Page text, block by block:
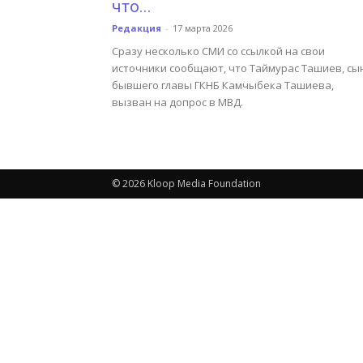
что...
Редакция - 17 марта 2026
Сразу несколько СМИ со ссылкой на свои
источники сообщают, что Таймурас Ташиев,
бывшего главы ГКНБ Камчыбека Ташиева,
вызван на допрос в МВД.
© 2026 Kloop Media Foundation